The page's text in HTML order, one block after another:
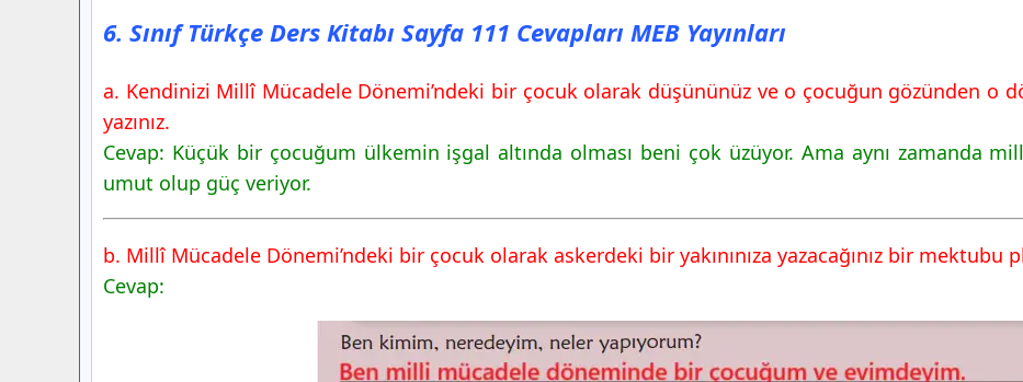
6. Sınıf Türkçe Ders Kitabı Sayfa 111 Cevapları MEB Yayınları
a. Kendinizi Millî Mücadele Dönemi’ndeki bir çocuk olarak düşününüz ve o çocuğun gözünden o
yazınız.
Cevap: Küçük bir çocuğum ülkemin işgal altında olması beni çok üzüyor. Ama aynı zamanda
umut olup güç veriyor.
b. Millî Mücadele Dönemi’ndeki bir çocuk olarak askerdeki bir yakınınıza yazacağınız bir mektubu
Cevap: